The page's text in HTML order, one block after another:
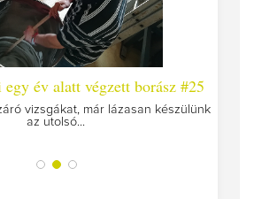
év alatt végzett borász #25
vizsgákat, már lázasan készülünk
az utolsó...